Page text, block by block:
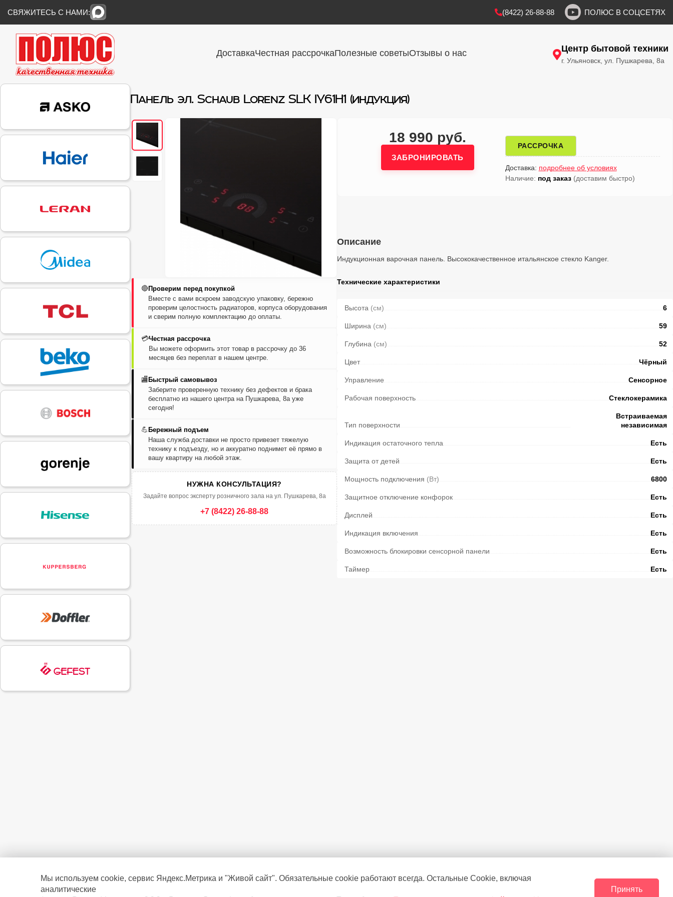
СВЯЖИТЕСЬ С НАМИ: (8422) 26-88-88 ПОЛЮС В СОЦСЕТЯХ
ДоставкаЧестная рассрочкаПолезные советыОтзывы о нас Центр бытовой техники
г. Ульяновск, ул. Пушкарева, 8а
Панель эл. Schaub Lorenz SLK IY61H1 (индукция)
🔴Проверим перед покупкой
Вместе с вами вскроем заводскую упаковку, бережно
проверим целостность радиаторов, корпуса оборудования
и сверим полную комплектацию до оплаты.
💳Честная рассрочка
Вы можете оформить этот товар в рассрочку до 36
месяцев без переплат в нашем центре.
🏬 Быстрый самовывоз
Заберите проверенную технику без дефектов и брака
бесплатно из нашего центра на Пушкарева, 8а уже
сегодня!
💪 Бережный подъем
Наша служба доставки не просто привезет тяжелую
технику к подъезду, но и аккуратно поднимет её прямо в
вашу квартиру на любой этаж.
НУЖНА КОНСУЛЬТАЦИЯ?
Задайте вопрос эксперту розничного зала на ул. Пушкарева, 8а
+7 (8422) 26-88-88
18 990 руб.
ЗАБРОНИРОВАТЬ
РАССРОЧКА
Доставка: подробнее об условиях
Наличие: под заказ(доставим быстро)
Описание
Индукционная варочная панель. Высококачественное итальянское стекло Kanger.
Технические характеристики
Высота (см) 6
Ширина (см) 59
Глубина (см) 52
Цвет Чёрный
Управление Сенсорное
Рабочая поверхность Стеклокерамика
Тип поверхности
Встраиваемая
независимая
Индикация остаточного тепла Есть
Защита от детей Есть
Мощность подключения (Вт) 6800
Защитное отключение конфорок Есть
Дисплей Есть
Индикация включения Есть
Возможность блокировки сенсорной панели Есть
Таймер Есть
Мы используем cookie, сервис Яндекс.Метрика и "Живой сайт". Обязательные cookie работают всегда. Остальные Сookie, включая
аналитические
Принять